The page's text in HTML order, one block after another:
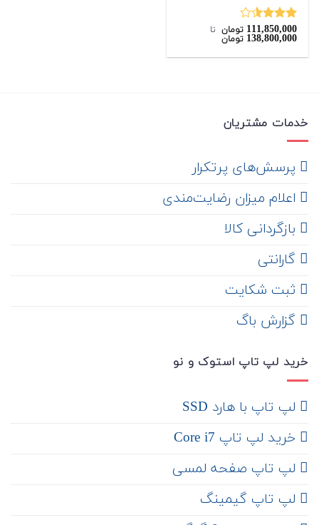
نمره
3.50از
111,850,000 تومان ‌ تا ‌
138,800,000 تومان
خدمات مشتریان
‌ پرسش‌های پرتکرار
اعلام میزان رضایت‌مندی
‌ بازگردانی کالا
گارانتی
ثبت شکایت
‌ گزارش باگ
خرید لپ تاپ استوک و نو
لپ تاپ با هارد SSD
خرید لپ تاپ Core i7
لپ تاپ صفحه لمسی
لپ تاپ گیمینگ